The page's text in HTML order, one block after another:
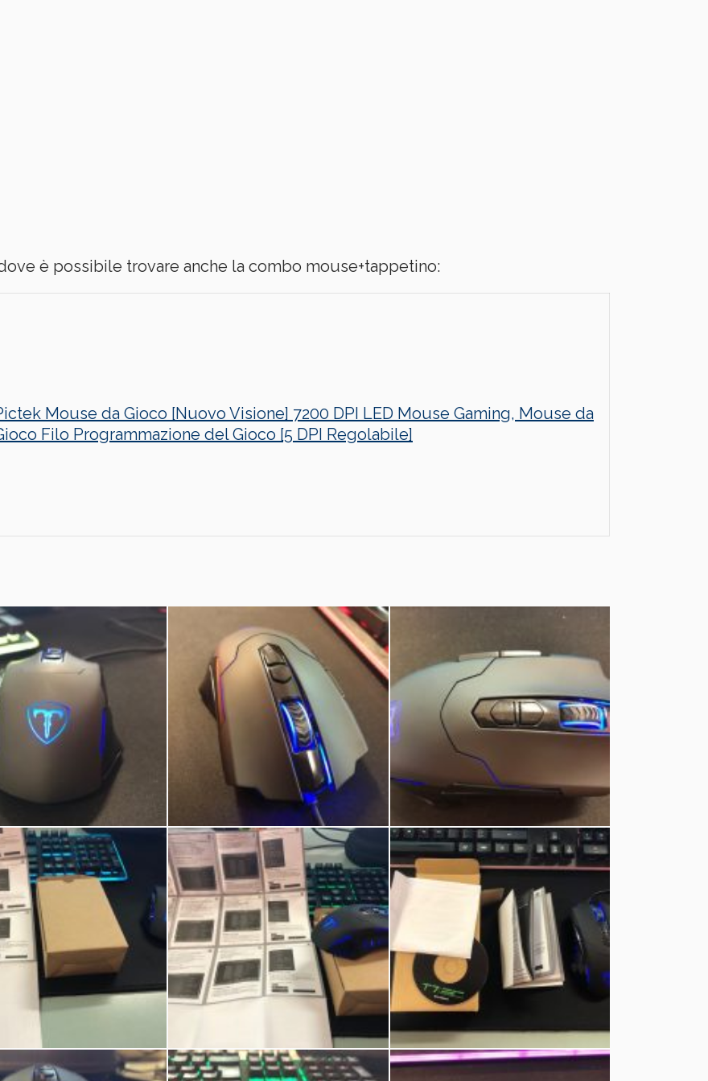
è possibile trovare anche la combo mouse+tappetino:
Mouse da Gioco [Nuovo Visione] 7200 DPI LED Mouse Gaming, Mouse da
Filo Programmazione del Gioco [5 DPI Regolabile]